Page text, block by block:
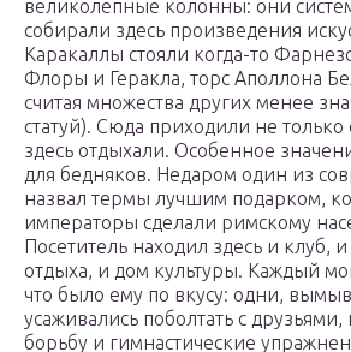
великолепные колонны: они
собирали здесь произведения
Каракаллы стояли когда-то
Флоры и Геракла, торс Аполлона
считая множества других менее
статуй). Сюда приходили не только
здесь отдыхали. Особенное
для бедняков. Недаром один из
назвал термы лучшим подарком,
императоры сделали римскому
Посетитель находил здесь и клуб, и
отдыха, и дом культуры. Каждый
что было ему по вкусу: одни,
усаживались поболтать с
борьбу и гимнастические